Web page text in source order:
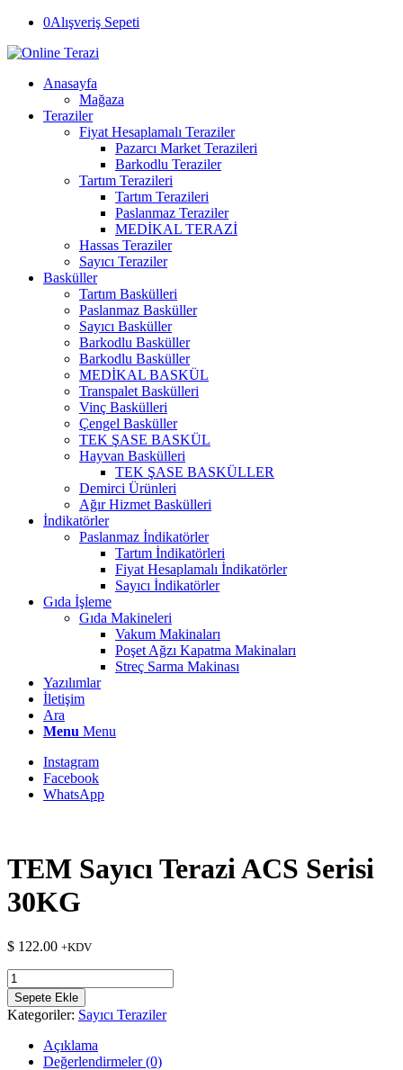
0Alışveriş Sepeti
Anasayfa
Mağaza
Teraziler
Fiyat Hesaplamalı Teraziler
Pazarcı Market Terazileri
Barkodlu Teraziler
Tartım Terazileri
Tartım Terazileri
Paslanmaz Teraziler
MEDİKAL TERAZİ
Hassas Teraziler
Sayıcı Teraziler
Basküller
Tartım Baskülleri
Paslanmaz Basküller
Sayıcı Basküller
Barkodlu Basküller
Barkodlu Basküller
MEDİKAL BASKÜL
Transpalet Baskülleri
Vinç Baskülleri
Çengel Basküller
TEK ŞASE BASKÜL
Hayvan Baskülleri
TEK ŞASE BASKÜLLER
Demirci Ürünleri
Ağır Hizmet Baskülleri
İndikatörler
Paslanmaz İndikatörler
Tartım İndikatörleri
Fiyat Hesaplamalı İndikatörler
Sayıcı İndikatörler
Gıda İşleme
Gıda Makineleri
Vakum Makinaları
Poşet Ağzı Kapatma Makinaları
Streç Sarma Makinası
Yazılımlar
İletişim
Ara
Menu Menu
Instagram
Facebook
WhatsApp
TEM Sayıcı Terazi ACS Serisi
30KG
$ 122.00 +KDV
TEM
Sayıcı
Terazi
ACS
Serisi
30KG
Sepete Ekle
Kategoriler: Sayıcı Teraziler
Açıklama
Değerlendirmeler (0)